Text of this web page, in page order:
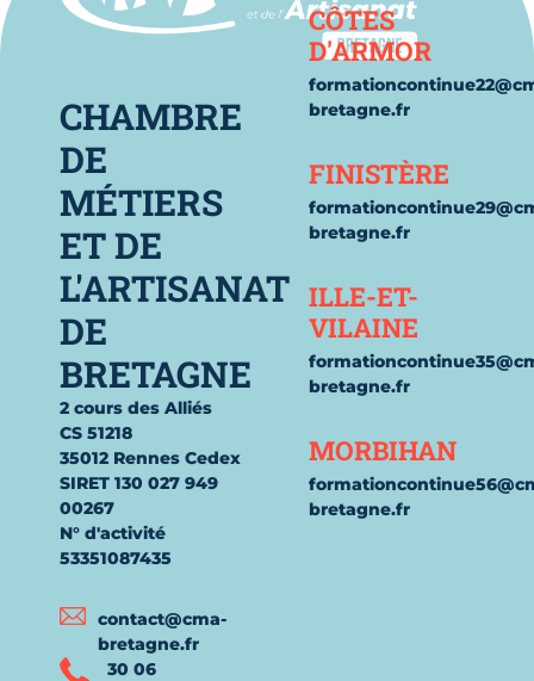
CHAMBRE
DE
MÉTIERS
ET DE
L'ARTISANAT
DE
BRETAGNE
2 cours des Alliés
CS 51218
35012 Rennes Cedex
SIRET 130 027 949
00267
N° d'activité
53351087435
contact@cma-
bretagne.fr
30 06
Contact
CÔTES
D'ARMOR
bretagne.fr
FINISTÈRE
bretagne.fr
ILLE-ET-
VILAINE
bretagne.fr
MORBIHAN
bretagne.fr